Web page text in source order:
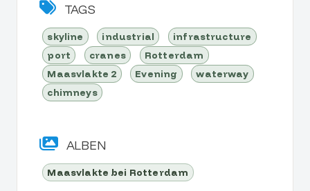
TAGS
skyline industrial
infrastructure
port
cranes
Rotterdam
Maasvlakte 2
Evening
waterway
chimneys
ALBEN
Maasvlakte bei Rotterdam